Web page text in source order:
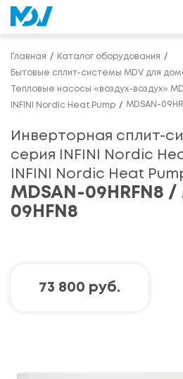
Главная Каталог оборудования
Бытовые сплит-системы MDV для
Тепловые насосы «воздух-воздух»
INFINI Nordic Heat Pump MDSAN-
Инверторная сплит-
серия INFINI Nordic
INFINI Nordic Heat
MDSAN-09HRFN8 /
09HFN8
73 800 руб.